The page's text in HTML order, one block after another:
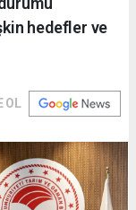
hedefler ve
OL